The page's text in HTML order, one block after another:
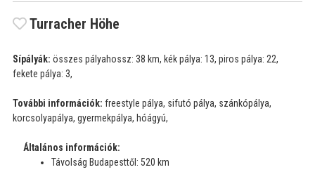
Turracher Höhe
Sípályák: összes pályahossz: 38 km, kék pálya: 13, piros pálya: 22,
fekete pálya: 3,
További információk: freestyle pálya, sifutó pálya, szánkópálya,
korcsolyapálya, gyermekpálya, hóágyú,
Általános információk:
Távolság Budapesttől: 520 km